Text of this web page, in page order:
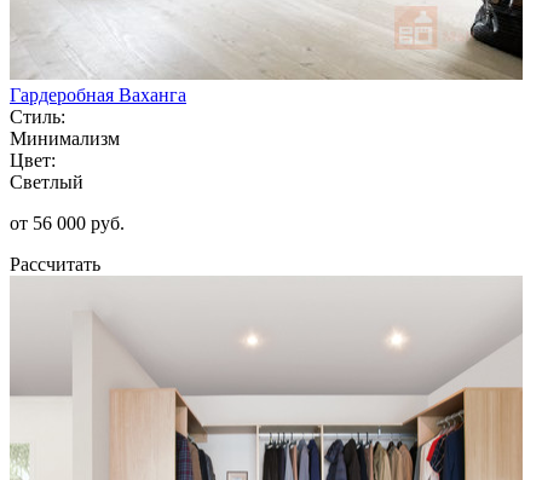
Гардеробная Ваханга
Стиль:
Минимализм
Цвет:
Светлый
от 56 000 руб.
Рассчитать